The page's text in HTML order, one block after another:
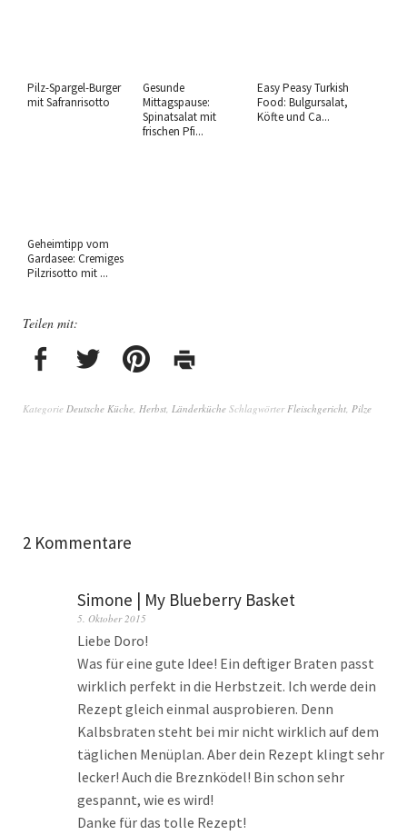
Pilz-Spargel-Burger
mit Safranrisotto
Gesunde
Mittagspause:
Spinatsalat mit
frischen Pfi...
Easy Peasy Turkish
Food: Bulgursalat,
Köfte und Ca...
Geheimtipp vom
Gardasee: Cremiges
Pilzrisotto mit ...
Teilen mit:
Kategorie Deutsche Küche, Herbst, Länderküche SchlagwörterFleischgericht, Pilze
2 Kommentare
Simone | My Blueberry Basket
5. Oktober 2015
Liebe Doro!
Was für eine gute Idee! Ein deftiger Braten passt
wirklich perfekt in die Herbstzeit. Ich werde dein
Rezept gleich einmal ausprobieren. Denn
Kalbsbraten steht bei mir nicht wirklich auf dem
täglichen Menüplan. Aber dein Rezept klingt sehr
lecker! Auch die Breznködel! Bin schon sehr
gespannt, wie es wird!
Danke für das tolle Rezept!